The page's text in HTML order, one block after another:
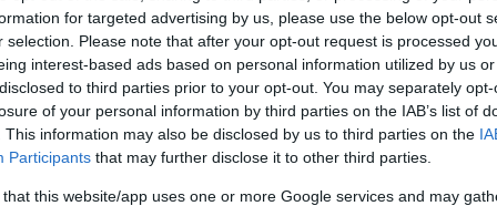
for targeted advertising by us, please use the below opt-out
selection. Please note that after your opt-out request is processed
interest-based ads based on personal information utilized by us
to third parties prior to your opt-out. You may separately
of your personal information by third parties on the IAB’s list of
This information may also be disclosed by us to third parties on the
Participants that may further disclose it to other third parties.
that this website/app uses one or more Google services and may
Infrabel ανέφερε ότιτο τρένο κινούνταν με
χλμ την ώρακαιδεν πρόλαβε να φρενάρει. Το
βίαια και ανατράπηκε στο πλάι, ενώ το
καταστράφηκε ολοσχερώς. Λόγω της
15 μέτρα μακριά.